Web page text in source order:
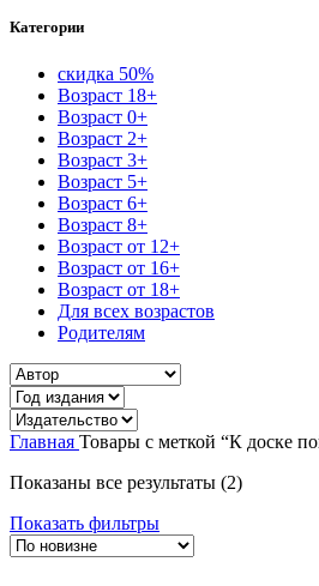
Категории
скидка 50%
Возраст 18+
Возраст 0+
Возраст 2+
Возраст 3+
Возраст 5+
Возраст 6+
Возраст 8+
Возраст от 12+
Возраст от 16+
Возраст от 18+
Для всех возрастов
Родителям
Главная Товары с меткой “К доске
Показаны все результаты (2)
Показать фильтры